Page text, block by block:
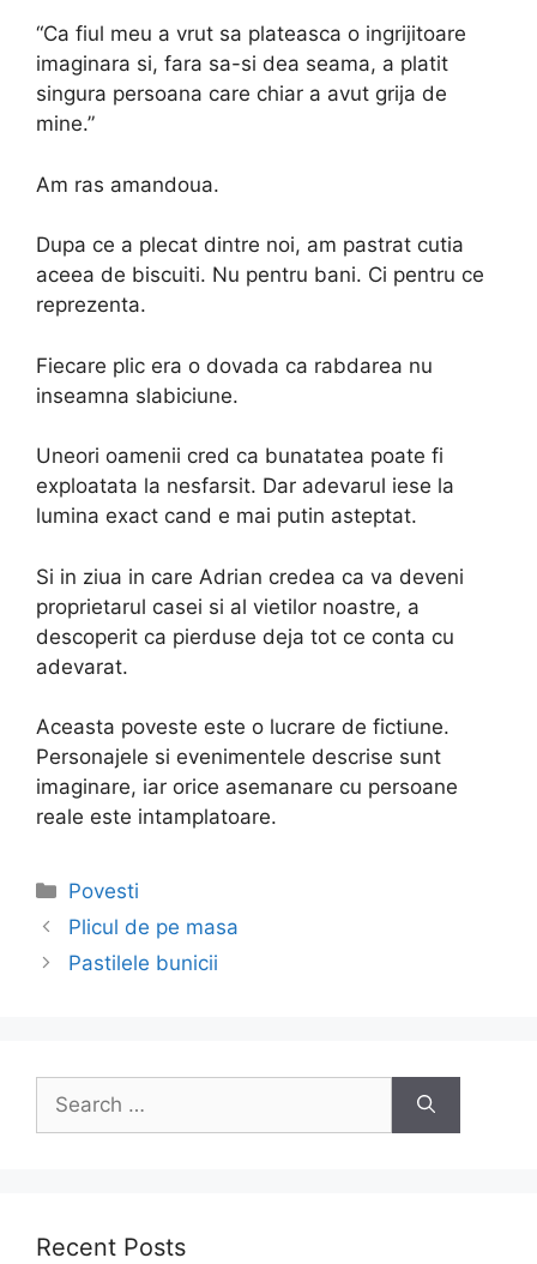
“Ca fiul meu a vrut sa plateasca o ingrijitoare
imaginara si, fara sa-si dea seama, a platit
singura persoana care chiar a avut grija de
mine.”
Am ras amandoua.
Dupa ce a plecat dintre noi, am pastrat cutia
aceea de biscuiti. Nu pentru bani. Ci pentru ce
reprezenta.
Fiecare plic era o dovada ca rabdarea nu
inseamna slabiciune.
Uneori oamenii cred ca bunatatea poate fi
exploatata la nesfarsit. Dar adevarul iese la
lumina exact cand e mai putin asteptat.
Si in ziua in care Adrian credea ca va deveni
proprietarul casei si al vietilor noastre, a
descoperit ca pierduse deja tot ce conta cu
adevarat.
Aceasta poveste este o lucrare de fictiune.
Personajele si evenimentele descrise sunt
imaginare, iar orice asemanare cu persoane
reale este intamplatoare.
Categories
Povesti
Post
navigation
Plicul de pe masa
Pastilele bunicii
Search
for:
Recent Posts